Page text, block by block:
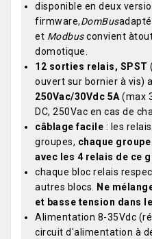
disponible en deux
firmware,DomBus
et Modbusconvient
domotique.
12 sorties relais, SPST
ouvert sur bornier à vis)
250Vac/30Vdc 5A(max
DC, 250Vac en cas de
câblage facile : les
groupes, chaque
avec les 4 relais de ce
chaque bloc relais
autres blocs. Ne
et basse tension dans
Alimentation 8-35Vdc
circuit d'alimentation à